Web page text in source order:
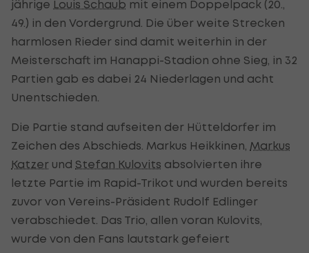
jährige Louis Schaub mit einem Doppelpack (20.,
49.) in den Vordergrund. Die über weite Strecken
harmlosen Rieder sind damit weiterhin in der
Meisterschaft im Hanappi-Stadion ohne Sieg, in 32
Partien gab es dabei 24 Niederlagen und acht
Unentschieden.
Die Partie stand aufseiten der Hütteldorfer im
Zeichen des Abschieds. Markus Heikkinen, Markus
Katzer und Stefan Kulovits absolvierten ihre
letzte Partie im Rapid-Trikot und wurden bereits
zuvor von Vereins-Präsident Rudolf Edlinger
verabschiedet. Das Trio, allen voran Kulovits,
wurde von den Fans lautstark gefeiert